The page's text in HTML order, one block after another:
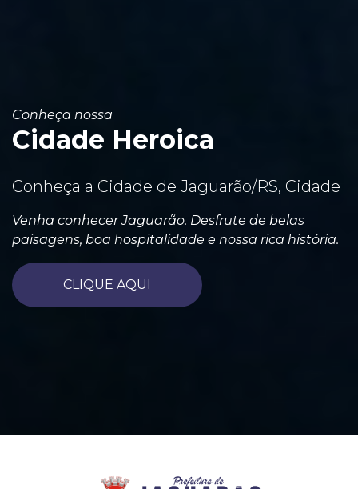
Conheça nossa
Cidade Heroica
Conheça a Cidade de Jaguarão/RS, Cidade
Venha conhecer Jaguarão. Desfrute de belas
paisagens, boa hospitalidade e nossa rica história.
CLIQUE AQUI